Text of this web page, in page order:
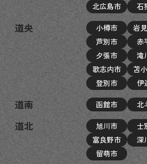
北広島市
石
道央 小樽市 岩
芦別市
赤
夕張市
滝
歌志内市
苫
登別市
伊
道南 函館市 北
道北 旭川市 士
富良野市
深
留萌市